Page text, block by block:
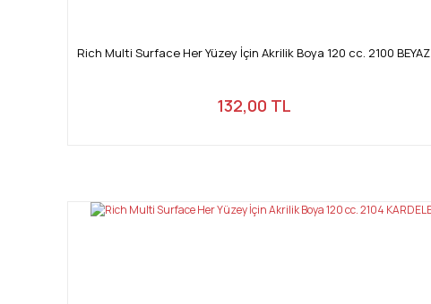
Rich Multi Surface Her Yüzey İçin Akrilik Boya 120 cc. 2100 BEYAZ
132,00 TL